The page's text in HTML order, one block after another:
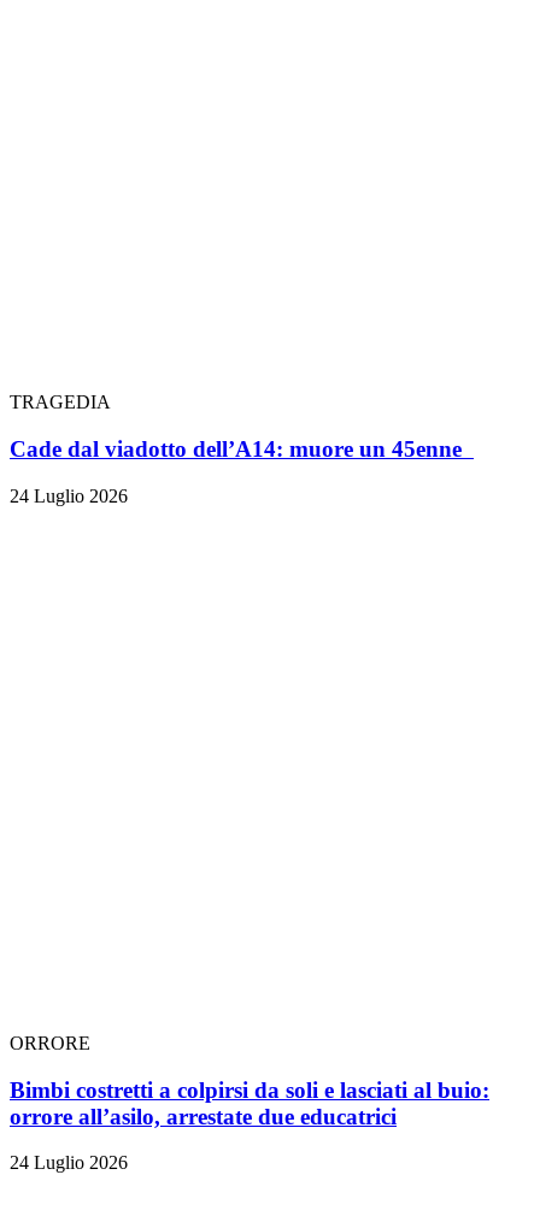
TRAGEDIA
Cade dal viadotto dell’A14: muore un 45enne
24 Luglio 2026
ORRORE
Bimbi costretti a colpirsi da soli e lasciati al buio:
orrore all’asilo, arrestate due educatrici
24 Luglio 2026